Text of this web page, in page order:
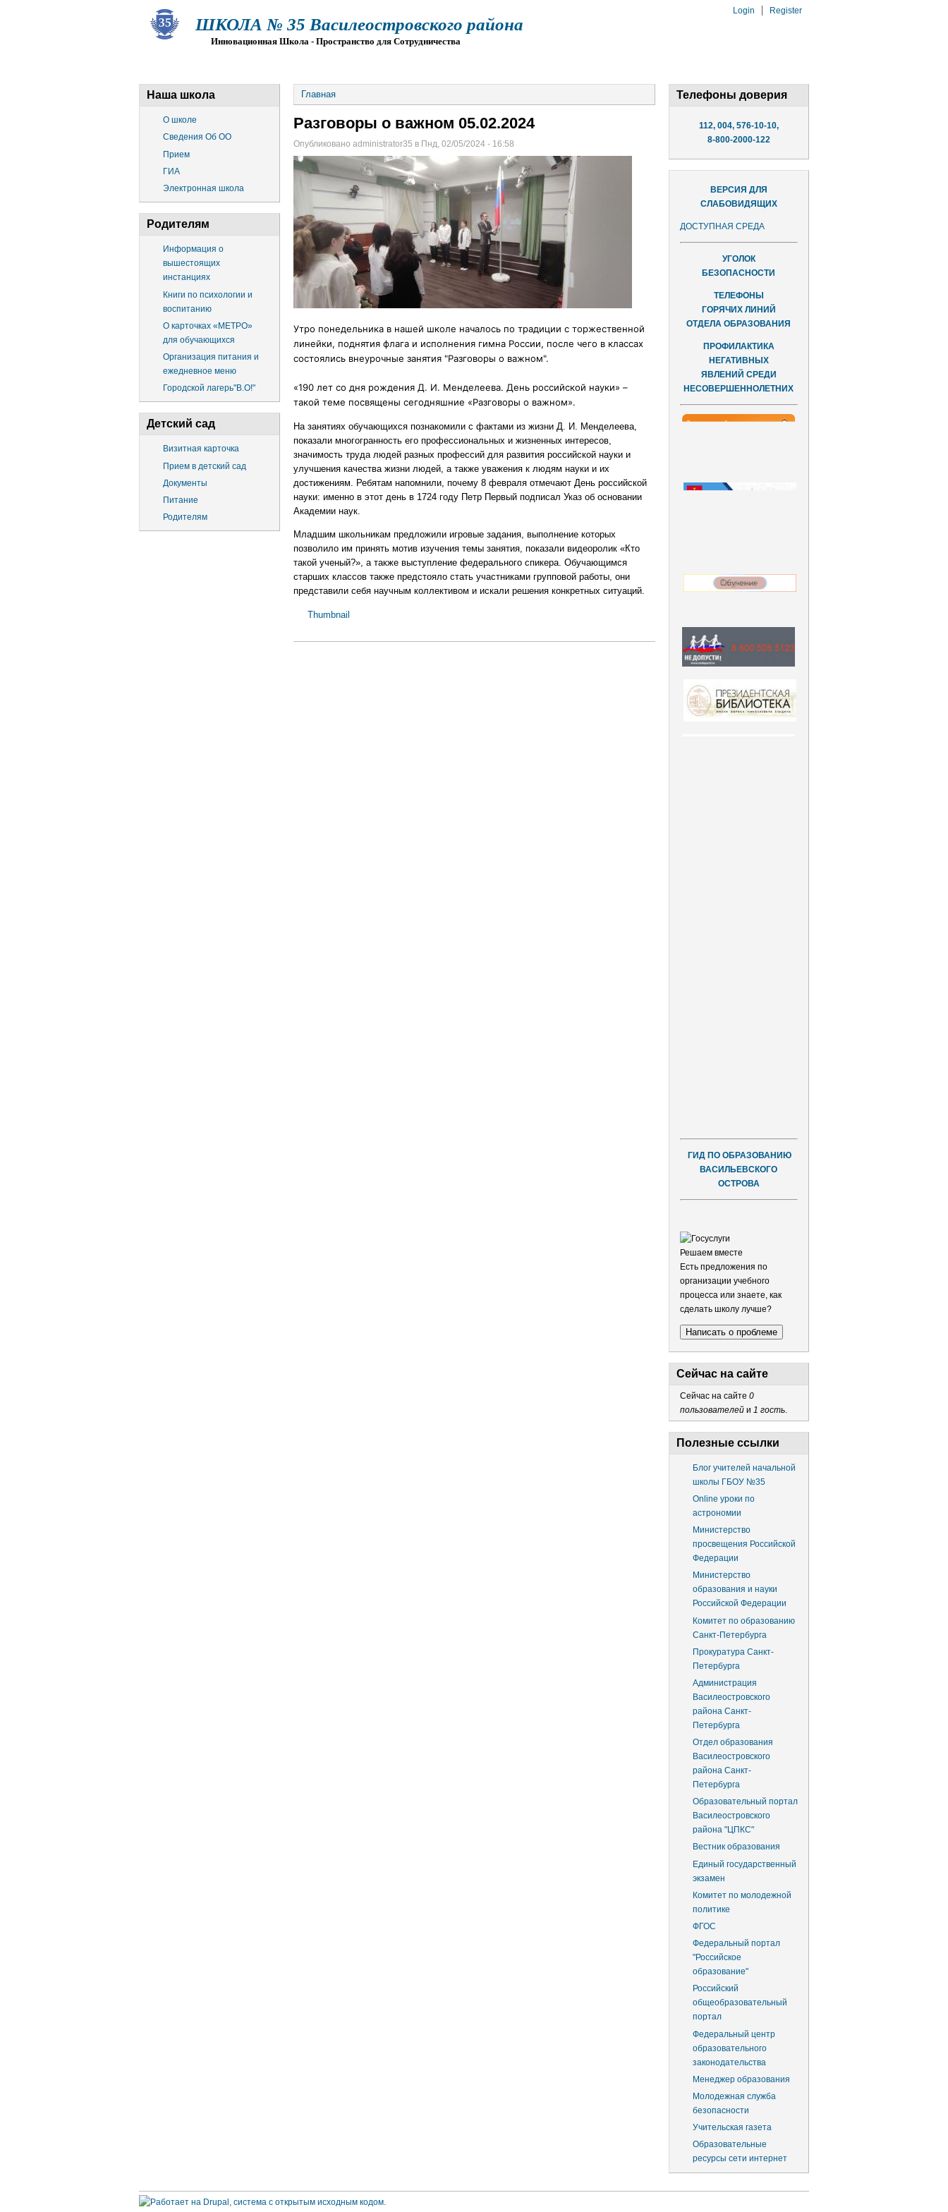
ШКОЛА № 35 Василеостровского района
Инновационная Школа - Пространство для Сотрудничества
Login Register
Наша школа
О школе
Сведения Об ОО
Прием
ГИА
Электронная школа
Родителям
Информация о
вышестоящих
инстанциях
Книги по психологии и
воспитанию
О карточках «МЕТРО»
для обучающихся
Организация питания и
ежедневное меню
Городской лагерь"В.О!"
Детский сад
Визитная карточка
Прием в детский сад
Документы
Питание
Родителям
Главная
Разговоры о важном 05.02.2024
Опубликовано administrator35 в Пнд, 02/05/2024 - 16:58
Утро понедельника в нашей школе началось по традиции с торжественной
линейки, поднятия флага и исполнения гимна России, после чего в классах
состоялись внеурочные занятия "Разговоры о важном".
«190 лет со дня рождения Д. И. Менделеева. День российской науки» –
такой теме посвящены сегодняшние «Разговоры о важном».
На занятиях обучающихся познакомили с фактами из жизни Д. И. Менделеева,
показали многогранность его профессиональных и жизненных интересов,
значимость труда людей разных профессий для развития российской науки и
улучшения качества жизни людей, а также уважения к людям науки и их
достижениям. Ребятам напомнили, почему 8 февраля отмечают День российской
науки: именно в этот день в 1724 году Петр Первый подписал Указ об основании
Академии наук.
Младшим школьникам предложили игровые задания, выполнение которых
позволило им принять мотив изучения темы занятия, показали видеоролик «Кто
такой ученый?», а также выступление федерального спикера. Обучающимся
старших классов также предстояло стать участниками групповой работы, они
представили себя научным коллективом и искали решения конкретных ситуаций.
Thumbnail
Телефоны доверия
112, 004, 576-10-10,
8-800-2000-122
ВЕРСИЯ ДЛЯ
СЛАБОВИДЯЩИХ
ДОСТУПНАЯ СРЕДА
УГОЛОК
БЕЗОПАСНОСТИ
ТЕЛЕФОНЫ
ГОРЯЧИХ ЛИНИЙ
ОТДЕЛА ОБРАЗОВАНИЯ
ПРОФИЛАКТИКА
НЕГАТИВНЫХ
ЯВЛЕНИЙ СРЕДИ
НЕСОВЕРШЕННОЛЕТНИХ
ГИД ПО ОБРАЗОВАНИЮ
ВАСИЛЬЕВСКОГО
ОСТРОВА
Решаем вместе
Есть предложения по
организации учебного
процесса или знаете, как
сделать школу лучше?
Написать о проблеме
Сейчас на сайте
Сейчас на сайте 0
пользователейи 1 гость.
Полезные ссылки
Блог учителей начальной
школы ГБОУ №35
Online уроки по
астрономии
Министерство
просвещения Российской
Федерации
Министерство
образования и науки
Российской Федерации
Комитет по образованию
Санкт-Петербурга
Прокуратура Санкт-
Петербурга
Администрация
Василеостровского
района Санкт-
Петербурга
Отдел образования
Василеостровского
района Санкт-
Петербурга
Образовательный портал
Василеостровского
района "ЦПКС"
Вестник образования
Единый государственный
экзамен
Комитет по молодежной
политике
ФГОС
Федеральный портал
"Российское
образование"
Российский
общеобразовательный
портал
Федеральный центр
образовательного
законодательства
Менеджер образования
Молодежная служба
безопасности
Учительская газета
Образовательные
ресурсы сети интернет